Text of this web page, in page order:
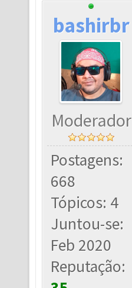
bashirbr
Moderador
Postagens:
668
Tópicos: 4
Juntou-se:
Feb 2020
Reputação: